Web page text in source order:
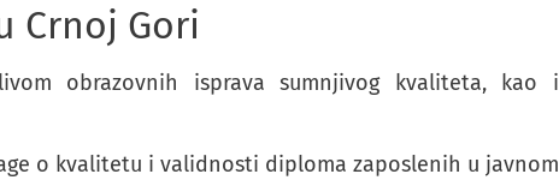
Crnoj Gori
obrazovnih isprava sumnjivog kvaliteta, kao i
o kvalitetu i validnosti diploma zaposlenih u javnom